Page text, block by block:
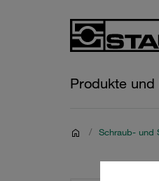
Produkte und
/ Schraub- und